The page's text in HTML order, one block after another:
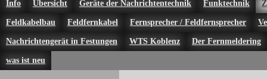
Info Übersicht Geräte der Nachrichtentechnik Funktechnik
Feldkabelbau Feldfernkabel Fernsprecher / Feldfernsprecher
Nachrichtengerät in Festungen WTS Koblenz Der Fernmeldering
was ist neu